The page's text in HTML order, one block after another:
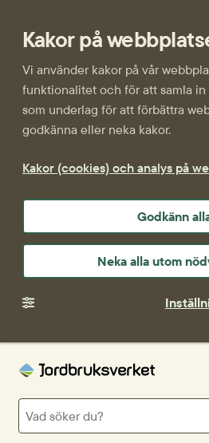
Kakor på
Vi använder kakor på vår
funktionalitet och för att samla
som underlag för att förbättra
godkänna eller neka kakor.
Kakor (cookies) och analys på
Godkänn
Neka alla utom
Sök